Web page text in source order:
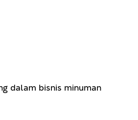
dalam bisnis minuman